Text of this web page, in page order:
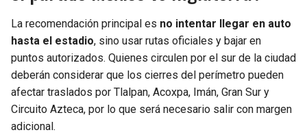
La recomendación principal es no intentar llegar en auto
hasta el estadio, sino usar rutas oficiales y bajar en
puntos autorizados. Quienes circulen por el sur de la ciudad
deberán considerar que los cierres del perímetro pueden
afectar traslados por Tlalpan, Acoxpa, Imán, Gran Sur y
Circuito Azteca, por lo que será necesario salir con margen
adicional.